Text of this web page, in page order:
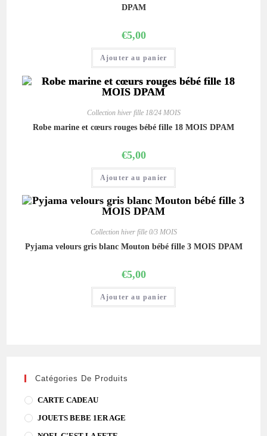
DPAM
€5,00
Ajouter au panier
Collection hiver fille 18/24 MOIS
Robe marine et cœurs rouges bébé fille 18 MOIS DPAM
€5,00
Ajouter au panier
Collection hiver fille 0/3 MOIS
Pyjama velours gris blanc Mouton bébé fille 3 MOIS DPAM
€5,00
Ajouter au panier
Catégories De Produits
CARTE CADEAU
JOUETS BEBE 1ER AGE